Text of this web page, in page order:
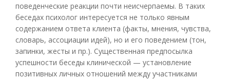
поведенческие реакции почти неисчерпаемы. В таких
беседах психолог интересуется не только явным
содержанием ответа клиента (факты, мнения, чувства,
словарь, ассоциации идей), но и его поведением (тон,
запинки, жесты и пр.). Существенная предпосылка
успешности беседы клинической — установление
позитивных личных отношений между участниками